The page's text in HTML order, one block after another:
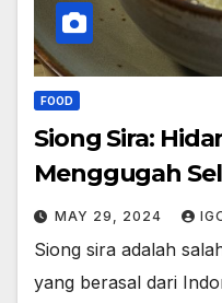
FOOD
Siong Sira:
Menggugah
MAY 29, 2024
Siong sira adalah
yang berasal dari